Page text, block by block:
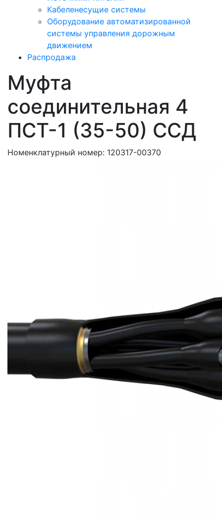
Кабеленесущие системы
Оборудование автоматизированной
системы управления дорожным
движением
Распродажа
Муфта
соединительная 4
ПСТ-1 (35-50) ССД
Номенклатурный номер: 120317-00370